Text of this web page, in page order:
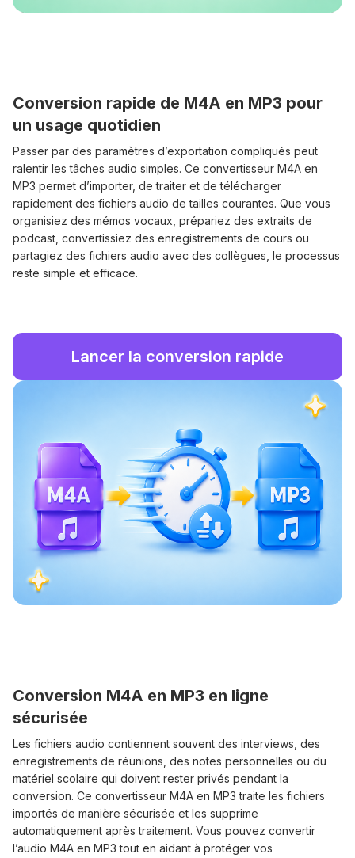
Conversion rapide de M4A en MP3 pour
un usage quotidien
Passer par des paramètres d’exportation compliqués peut
ralentir les tâches audio simples. Ce convertisseur M4A en
MP3 permet d’importer, de traiter et de télécharger
rapidement des fichiers audio de tailles courantes. Que vous
organisiez des mémos vocaux, prépariez des extraits de
podcast, convertissiez des enregistrements de cours ou
partagiez des fichiers audio avec des collègues, le processus
reste simple et efficace.
Lancer la conversion rapide
Conversion M4A en MP3 en ligne
sécurisée
Les fichiers audio contiennent souvent des interviews, des
enregistrements de réunions, des notes personnelles ou du
matériel scolaire qui doivent rester privés pendant la
conversion. Ce convertisseur M4A en MP3 traite les fichiers
importés de manière sécurisée et les supprime
automatiquement après traitement. Vous pouvez convertir
l’audio M4A en MP3 tout en aidant à protéger vos